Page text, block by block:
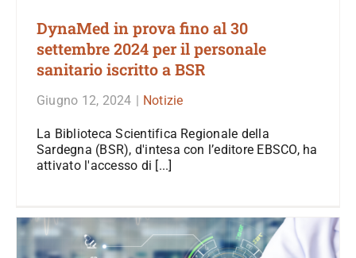
DynaMed in prova fino al 30
settembre 2024 per il personale
sanitario iscritto a BSR
Giugno 12, 2024 Notizie
La Biblioteca Scientifica Regionale della
Sardegna (BSR), d'intesa con l’editore EBSCO, ha
attivato l'accesso di [...]